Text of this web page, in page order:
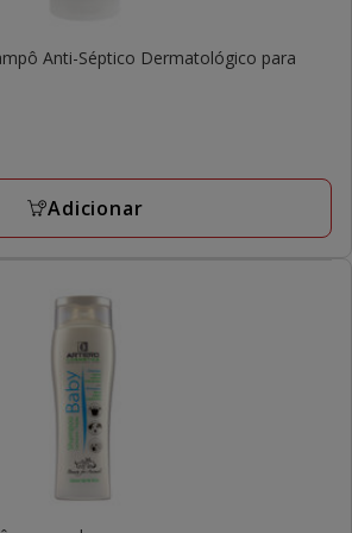
Anti-Séptico Dermatológico para
Adicionar